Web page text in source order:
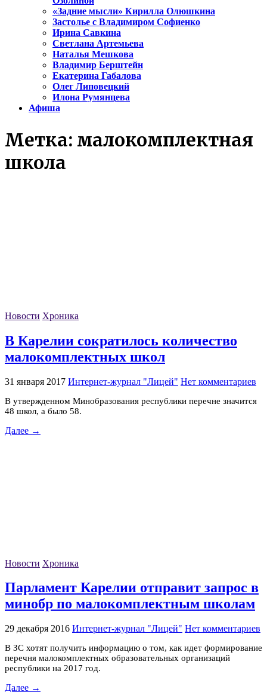
«Задние мысли» Кирилла Олюшкина
Застолье с Владимиром Софиенко
Ирина Савкина
Светлана Артемьева
Наталья Мешкова
Владимир Берштейн
Екатерина Габалова
Олег Липовецкий
Илона Румянцева
Афиша
Метка: малокомплектная
школа
Новости Хроника
В Карелии сократилось количество
малокомплектных школ
31 января 2017 Интернет-журнал "Лицей" Нет комментариев
В утвержденном Минобразования республики перечне значится
48 школ, а было 58.
Далее →
Новости Хроника
Парламент Карелии отправит запрос в
минобр по малокомплектным школам
29 декабря 2016 Интернет-журнал "Лицей" Нет комментариев
В ЗС хотят получить информацию о том, как идет формирование
перечня малокомплектных образовательных организаций
республики на 2017 год.
Далее →